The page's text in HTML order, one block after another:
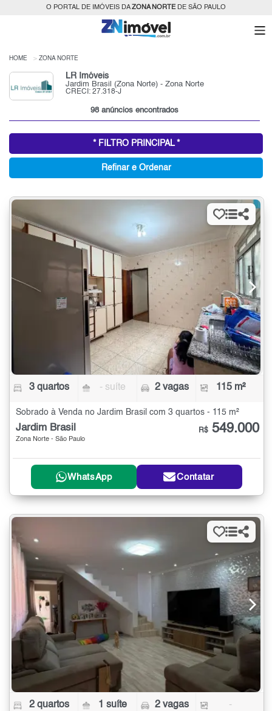
O PORTAL DE IMÓVEIS DAZONA NORTEDE SÃO PAULO
HOME ZONA NORTE
LR Imóveis
Jardim Brasil (Zona Norte) - Zona Norte
CRECI: 27.318-J
98 anúncios encontrados
* FILTRO PRINCIPAL *
Refinar e Ordenar
3 quartos - suíte 2 vagas 115 m²
Sobrado à Venda no Jardim Brasil com 3 quartos - 115 m²
Jardim Brasil
Zona Norte - São Paulo
R$ 549.000
WhatsApp Contatar
2 quartos 1 suíte 2 vagas -